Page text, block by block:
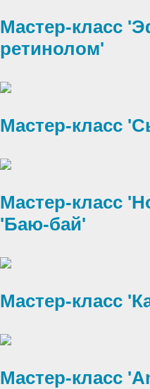
Мастер-класс
ретинолом'
Мастер-класс
Мастер-класс
'Баю-бай'
Мастер-класс
Мастер-класс